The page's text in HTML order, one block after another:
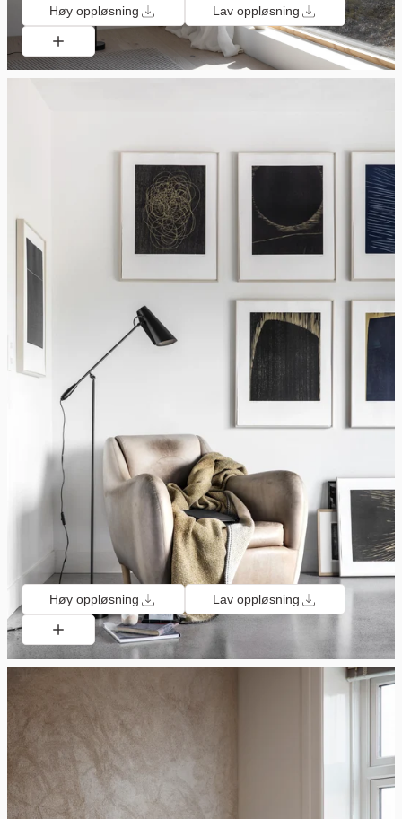
Høy oppløsning Lav oppløsning
Høy oppløsning Lav oppløsning